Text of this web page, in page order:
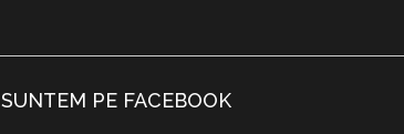
SUNTEM PE FACEBOOK